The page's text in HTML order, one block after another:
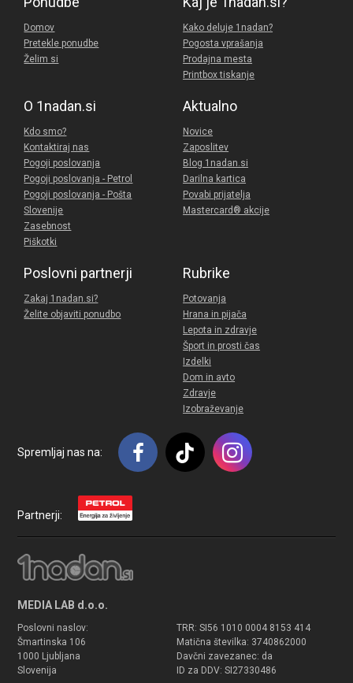
Domov
Pretekle ponudbe
Želim si
Kako deluje 1nadan?
Pogosta vprašanja
Prodajna mesta
Printbox tiskanje
O 1nadan.si
Kdo smo?
Kontaktiraj nas
Pogoji poslovanja
Pogoji poslovanja - Petrol
Pogoji poslovanja - Pošta
Slovenije
Zasebnost
Piškotki
Aktualno
Novice
Zaposlitev
Blog 1nadan.si
Darilna kartica
Povabi prijatelja
Mastercard® akcije
Poslovni partnerji
Zakaj 1nadan.si?
Želite objaviti ponudbo
Rubrike
Potovanja
Hrana in pijača
Lepota in zdravje
Šport in prosti čas
Izdelki
Dom in avto
Zdravje
Izobraževanje
Spremljaj nas na:
Partnerji:
MEDIA LAB d.o.o.
Poslovni naslov:
Šmartinska 106
1000 Ljubljana
Slovenija
TRR: SI56 1010 0004 8153 414
Matična številka: 3740862000
Davčni zavezanec: da
ID za DDV: SI27330486